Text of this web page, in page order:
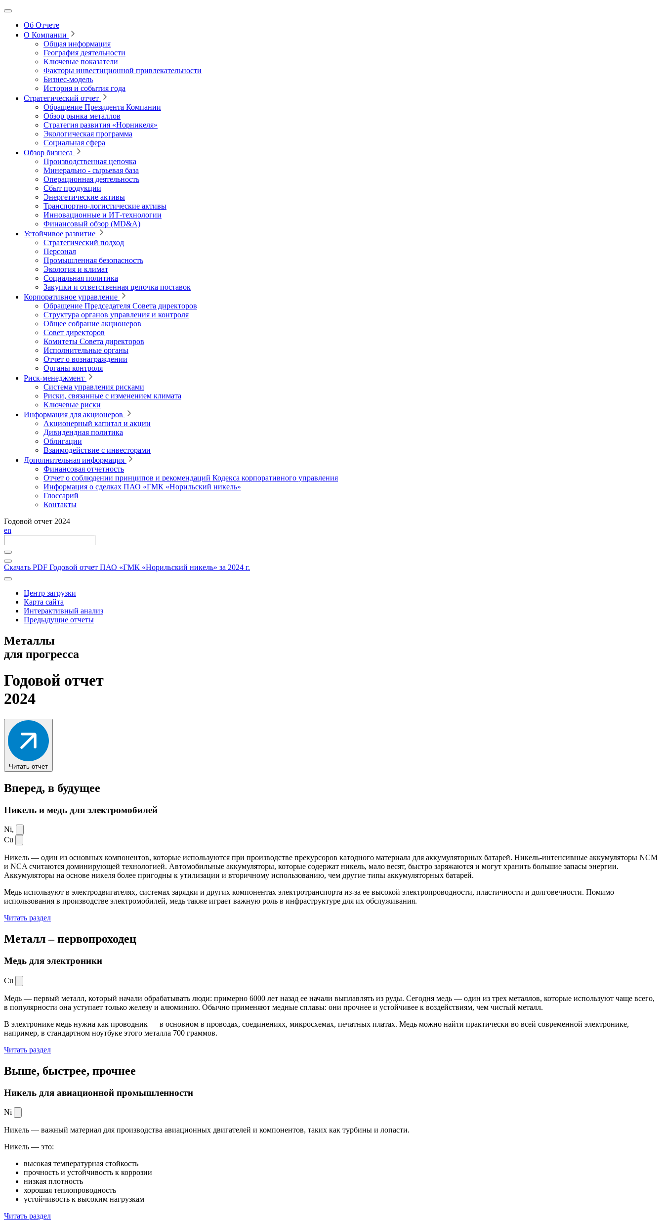
Об Отчете
О Компании
Общая информация
География деятельности
Ключевые показатели
Факторы инвестиционной привлекательности
Бизнес-модель
История и события года
Стратегический отчет
Обращение Президента Компании
Обзор рынка металлов
Стратегия развития «Норникеля»
Экологическая программа
Социальная сфера
Обзор бизнеса
Производственная цепочка
Минерально ‑ сырьевая база
Операционная деятельность
Сбыт продукции
Энергетические активы
Транспортно-логистические активы
Инновационные и ИТ‑технологии
Финансовый обзор (MD&A)
Устойчивое развитие
Стратегический подход
Персонал
Промышленная безопасность
Экология и климат
Социальная политика
Закупки и ответственная цепочка поставок
Корпоративное управление
Обращение Председателя Совета директоров
Структура органов управления и контроля
Общее собрание акционеров
Совет директоров
Комитеты Совета директоров
Исполнительные органы
Отчет о вознаграждении
Органы контроля
Риск-менеджмент
Система управления рисками
Риски, связанные с изменением климата
Ключевые риски
Информация для акционеров
Акционерный капитал и акции
Дивидендная политика
Облигации
Взаимодействие с инвесторами
Дополнительная информация
Финансовая отчетность
Отчет о соблюдении принципов и рекомендаций Кодекса корпоративного управления
Информация о сделках ПАО «ГМК «Норильский никель»
Глоссарий
Контакты
Годовой отчет 2024
en
Скачать PDF Годовой отчет ПАО «ГМК «Норильский никель» за 2024 г.
Центр загрузки
Карта сайта
Интерактивный анализ
Предыдущие отчеты
Металлы
для прогресса
Годовой отчет
2024
Читать отчет
Вперед, в будущее
Никель и медь для электромобилей
Ni,
Cu
Никель — один из основных компонентов, которые используются при производстве прекурсоров катодного материала для аккумуляторных батарей. Никель-интенсивные аккумуляторы NCM
и NCA считаются доминирующей технологией. Автомобильные аккумуляторы, которые содержат никель, мало весят, быстро заряжаются и могут хранить большие запасы энергии.
Аккумуляторы на основе никеля более пригодны к утилизации и вторичному использованию, чем другие типы аккумуляторных батарей.
Медь используют в электродвигателях, системах зарядки и других компонентах электротранспорта из-за ее высокой электропроводности, пластичности и долговечности. Помимо
использования в производстве электромобилей, медь также играет важную роль в инфраструктуре для их обслуживания.
Читать раздел
Металл –первопроходец
Медь для электроники
Cu
Медь — первый металл, который начали обрабатывать люди: примерно 6000 лет назад ее начали выплавлять из руды. Сегодня медь — один из трех металлов, которые используют чаще всего,
в популярности она уступает только железу и алюминию. Обычно применяют медные сплавы: они прочнее и устойчивее к воздействиям, чем чистый металл.
В электронике медь нужна как проводник — в основном в проводах, соединениях, микросхемах, печатных платах. Медь можно найти практически во всей современной электронике,
например, в стандартном ноутбуке этого металла 700 граммов.
Читать раздел
Выше, быстрее, прочнее
Никель для авиационной промышленности
Ni
Никель — важный материал для производства авиационных двигателей и компонентов, таких как турбины и лопасти.
Никель — это:
высокая температурная стойкость
прочность и устойчивость к коррозии
низкая плотность
хорошая теплопроводность
устойчивость к высоким нагрузкам
Читать раздел